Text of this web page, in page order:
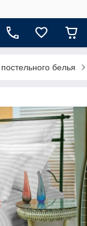
белья